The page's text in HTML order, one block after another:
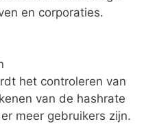
en corporaties.
het controleren van
van de hashrate
meer gebruikers zijn.